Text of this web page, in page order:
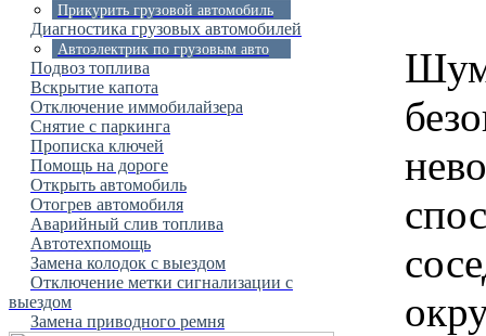
Прикурить грузовой автомобиль
Диагностика грузовых автомобилей
Автоэлектрик по грузовым авто
Подвоз топлива
Вскрытие капота
Отключение иммобилайзера
Снятие с паркинга
Прописка ключей
Помощь на дороге
Открыть автомобиль
Отогрев автомобиля
Аварийный слив топлива
Автотехпомощь
Замена колодок с выездом
Отключение метки сигнализации с
выездом
Замена приводного ремня
Шум